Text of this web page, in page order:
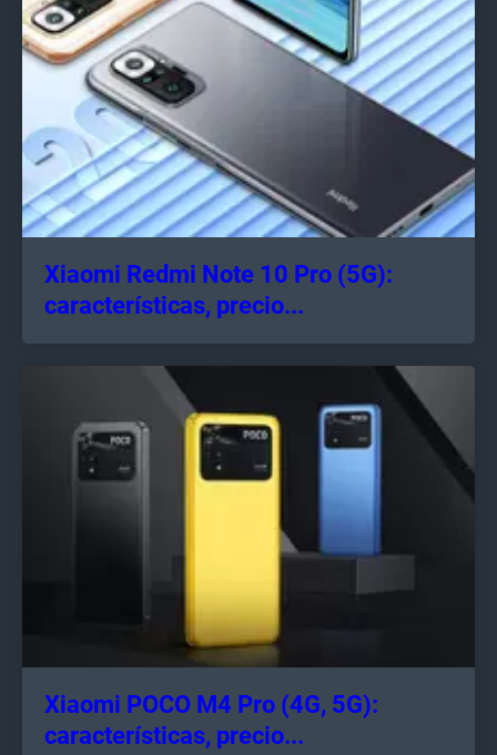
Xiaomi Redmi Note 10 Pro (5G):
características, precio...
Xiaomi POCO M4 Pro (4G, 5G):
características, precio...